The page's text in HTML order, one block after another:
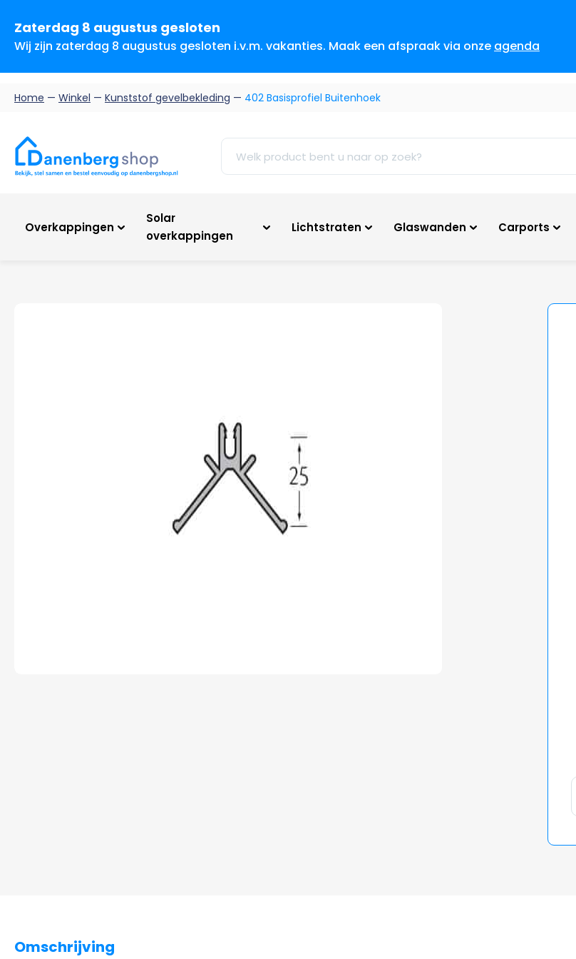
Zaterdag 8 augustus gesloten
Wij zijn zaterdag 8 augustus gesloten i.v.m. vakanties. Maak een afspraak via onze agenda
Home — Winkel — Kunststof gevelbekleding — 402 Basisprofiel Buitenhoek
Overkappingen
Solar
overkappingen
Lichtstraten Glaswanden Carports
Omschrijving